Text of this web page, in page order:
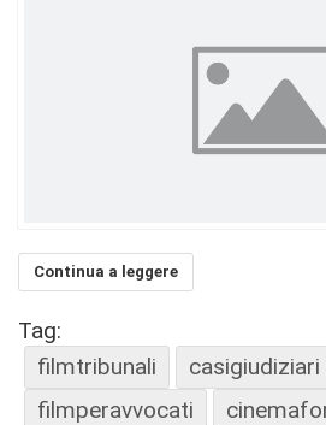
Continua a leggere
Tag:
filmtribunali
casigiudiziari
filmperavvocati